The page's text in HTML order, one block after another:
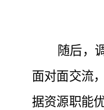
随后，调
面对面交流
据资源职能